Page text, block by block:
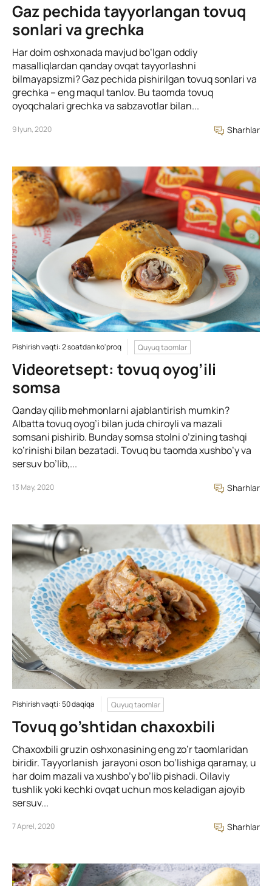
Gaz pechida tayyorlangan tovuq
sonlari va grechka
Har doim oshxonada mavjud bo’lgan oddiy
masalliqlardan qanday ovqat tayyorlashni
bilmayapsizmi? Gaz pechida pishirilgan tovuq sonlari va
grechka – eng maqul tanlov. Bu taomda tovuq
oyoqchalari grechka va sabzavotlar bilan...
9 Iyun, 2020 Sharhlar
Pishirish vaqti: 2 soatdan ko'proq Quyuq taomlar
Videoretsept: tovuq oyog’ili
somsa
Qanday qilib mehmonlarni ajablantirish mumkin?
Albatta tovuq oyog’i bilan juda chiroyli va mazali
somsani pishirib. Bunday somsa stolni o’zining tashqi
ko’rinishi bilan bezatadi. Tovuq bu taomda xushbo’y va
sersuv bo’lib,...
13 May, 2020 Sharhlar
Pishirish vaqti: 50 daqiqa Quyuq taomlar
Tovuq go’shtidan chaxoxbili
Chaxoxbili gruzin oshxonasining eng zo’r taomlaridan
biridir. Tayyorlanish jarayoni oson bo’lishiga qaramay, u
har doim mazali va xushbo’y bo’lib pishadi. Oilaviy
tushlik yoki kechki ovqat uchun mos keladigan ajoyib
sersuv...
7 Aprel, 2020 Sharhlar